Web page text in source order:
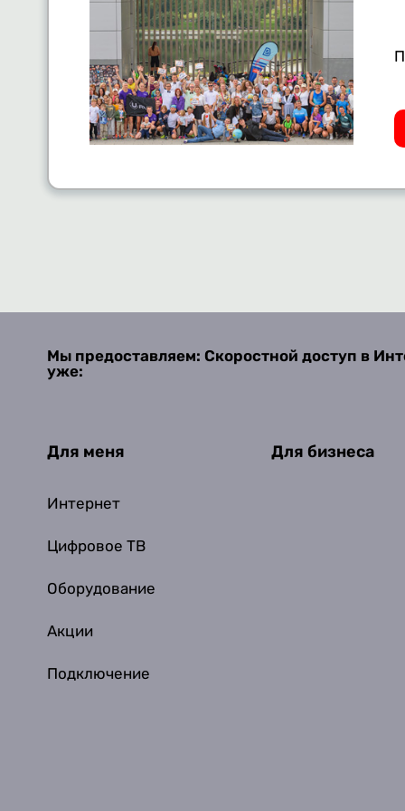
Мы предоставляем: Скоростной доступ в
уже:
Для меня
Интернет
Цифровое ТВ
Оборудование
Акции
Подключение
Для бизнеса